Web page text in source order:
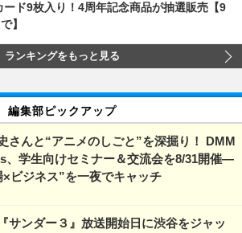
ード9枚入り！4周年記念商品が抽選販売【9
】
ランキングをもっと見る
編集部ピックアップ
さんと“アニメのしごと”を深掘り！ DMM
、学生向けセミナー＆交流会を8/31開催―
ビジネス”を一夜でキャッチ
サンダー３』放送開始日に渋谷をジャッ